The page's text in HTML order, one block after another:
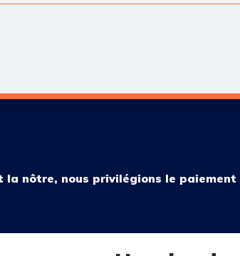
la nôtre, nous privilégions le